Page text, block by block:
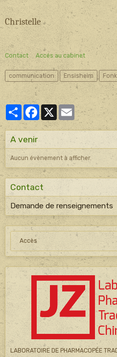
Christelle
Contact Accés au cabinet
communication Ensisheim
PartagerFacebook
X Email
A venir
Aucun évènement à afficher.
Contact
Demande de renseignements
Accès
LABORATOIRE DE PHARMACOPÉE